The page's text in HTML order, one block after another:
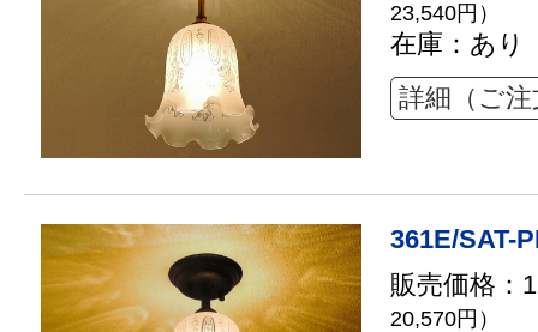
23,540円）
在庫：あり
詳細（ご
361E/SAT-
販売価格：
20,570円）